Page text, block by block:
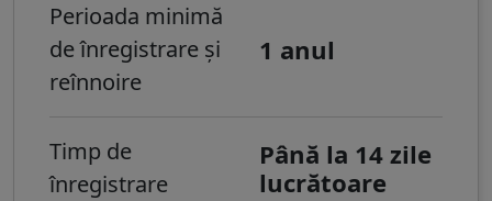
Perioada minimă
de înregistrare și
reînnoire
1 anul
Timp de
înregistrare
Până la 14 zile
lucrătoare